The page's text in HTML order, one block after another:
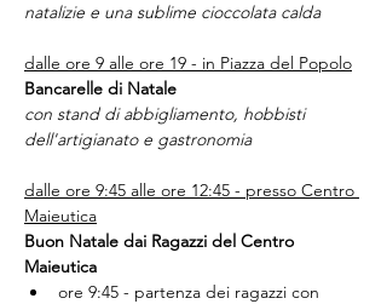
natalizie e una sublime cioccolata calda
dalle ore 9 alle ore 19 - in Piazza del Popolo
Bancarelle di Natale
con stand di abbigliamento, hobbisti
dell'artigianato e gastronomia
dalle ore 9:45 alle ore 12:45 - presso Centro
Maieutica
Buon Natale dai Ragazzi del Centro
Maieutica
ore 9:45 - partenza dei ragazzi con